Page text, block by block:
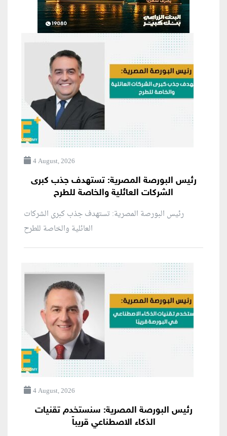
4 August, 2026
رئيس البورصة المصرية: تستهدف جذب كبرى
الشركات العائلية والخاصة للطرح
رئيس البورصة المصرية: تستهدف جذب كبرى الشركات
العائلية والخاصة للطرح
4 August, 2026
رئيس البورصة المصرية: سنستخدم تقنيات
الذكاء الاصطناعي قريباً